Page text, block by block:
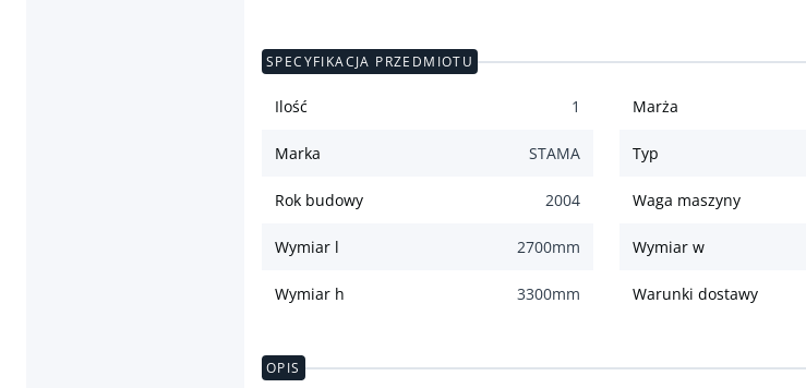
SPECYFIKACJA PRZEDMIOTU
Ilość 1 Marża
Marka STAMA Typ
Rok budowy 2004 Waga maszyny
Wymiar l 2700mm Wymiar w
Wymiar h 3300mm Warunki dostawy
OPIS